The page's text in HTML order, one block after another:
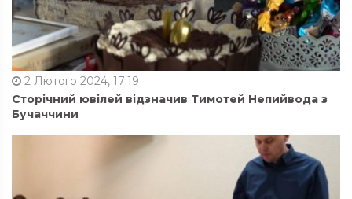
2 Лютого 2024, 17:19
Сторічний ювілей відзначив Тимотей Непийвода з
Бучаччини